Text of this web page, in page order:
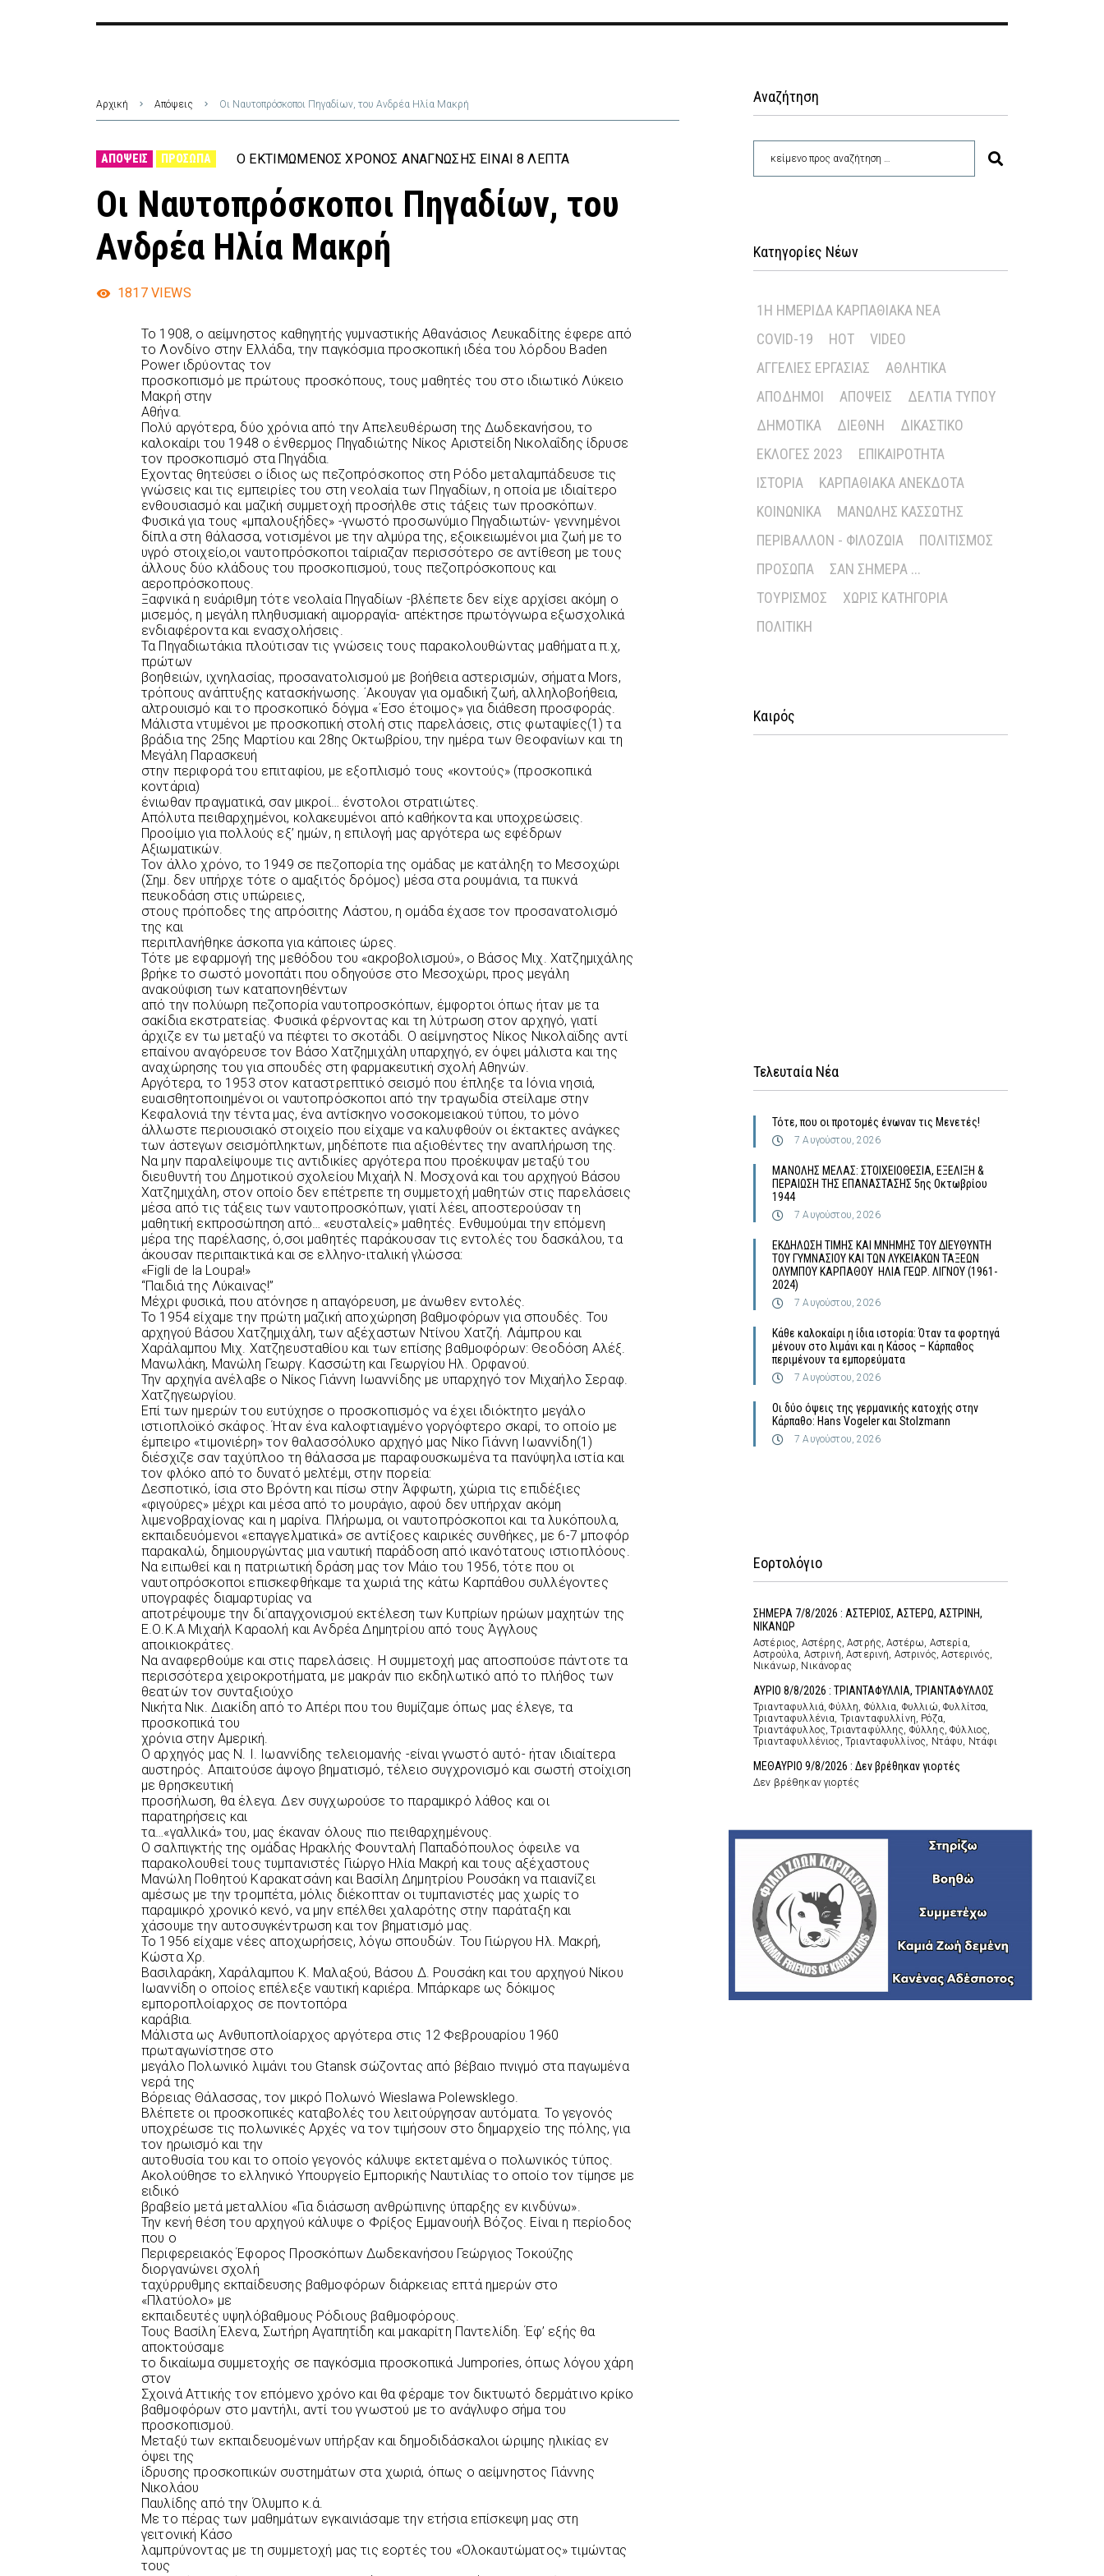
Αρχική Απόψεις Οι Ναυτοπρόσκοποι Πηγαδίων, του Ανδρέα Ηλία Μακρή
ΑΠΌΨΕΙΣ ΠΡΌΣΩΠΑ Ο ΕΚΤΙΜΏΜΕΝΟΣ ΧΡΌΝΟΣ ΑΝΆΓΝΩΣΗΣ ΕΊΝΑΙ 8 ΛΕΠΤΆ
Οι Ναυτοπρόσκοποι Πηγαδίων, του
Ανδρέα Ηλία Μακρή
1817 VIEWS
Το 1908, ο αείμνηστος καθηγητής γυμναστικής Αθανάσιος Λευκαδίτης έφερε από
το Λονδίνο στην Eλλάδα, την παγκόσμια προσκοπική ιδέα του λόρδου Baden
Power ιδρύοντας τον
προσκοπισμό με πρώτους προσκόπους, τους μαθητές του στο ιδιωτικό Λύκειο
Μακρή στην
Αθήνα.
Πολύ αργότερα, δύο χρόνια από την Απελευθέρωση της Δωδεκανήσου, το
καλοκαίρι του 1948 ο ένθερμος Πηγαδιώτης Νίκος Αριστείδη Νικολαΐδης ίδρυσε
τον προσκοπισμό στα Πηγάδια.
Εχοντας θητεύσει ο ίδιος ως πεζοπρόσκοπος στη Ρόδο μεταλαμπάδευσε τις
γνώσεις και τις εμπειρίες του στη νεολαία των Πηγαδίων, η οποία με ιδιαίτερο
ενθουσιασμό και μαζική συμμετοχή προσήλθε στις τάξεις των προσκόπων.
Φυσικά για τους «μπαλουξήδες» -γνωστό προσωνύμιο Πηγαδιωτών- γεννημένοι
δίπλα στη θάλασσα, νοτισμένοι με την αλμύρα της, εξοικειωμένοι μια ζωή με το
υγρό στοιχείο,οι ναυτοπρόσκοποι ταίριαζαν περισσότερο σε αντίθεση με τους
άλλους δύο κλάδους του προσκοπισμού, τους πεζοπρόσκοπους και
αεροπρόσκοπους.
Ξαφνικά η ευάριθμη τότε νεολαία Πηγαδίων -βλέπετε δεν είχε αρχίσει ακόμη ο
μισεμός, η μεγάλη πληθυσμιακή αιμορραγία- απέκτησε πρωτόγνωρα εξωσχολικά
ενδιαφέροντα και ενασχολήσεις.
Τα Πηγαδιωτάκια πλούτισαν τις γνώσεις τους παρακολουθώντας μαθήματα π.χ,
πρώτων
βοηθειών, ιχνηλασίας, προσανατολισμού με βοήθεια αστερισμών, σήματα Mors,
τρόπους ανάπτυξης κατασκήνωσης. ΄Ακουγαν για ομαδική ζωή, αλληλοβοήθεια,
αλτρουισμό και το προσκοπικό δόγμα «΄Εσο έτοιμος» για διάθεση προσφοράς.
Μάλιστα ντυμένοι με προσκοπική στολή στις παρελάσεις, στις φωταψίες(1) τα
βράδια της 25ης Μαρτίου και 28ης Οκτωβρίου, την ημέρα των Θεοφανίων και τη
Μεγάλη Παρασκευή
στην περιφορά του επιταφίου, με εξοπλισμό τους «κοντούς» (προσκοπικά
κοντάρια)
ένιωθαν πραγματικά, σαν μικροί… ένστολοι στρατιώτες.
Απόλυτα πειθαρχημένοι, κολακευμένοι από καθήκοντα και υποχρεώσεις.
Προοίμιο για πολλούς εξ’ ημών, η επιλογή μας αργότερα ως εφέδρων
Αξιωματικών.
Toν άλλο χρόνο, το 1949 σε πεζοπορία της ομάδας με κατάληξη το Μεσοχώρι
(Σημ. δεν υπήρχε τότε ο αμαξιτός δρόμος) μέσα στα ρουμάνια, τα πυκνά
πευκοδάση στις υπώρειες,
στους πρόποδες της απρόσιτης Λάστου, η ομάδα έχασε τον προσανατολισμό
της και
περιπλανήθηκε άσκοπα για κάποιες ώρες.
Τότε με εφαρμογή της μεθόδου του «ακροβολισμού», ο Βάσος Μιχ. Χατζημιχάλης
βρήκε το σωστό μονοπάτι που οδηγούσε στο Μεσοχώρι, προς μεγάλη
ανακούφιση των καταπονηθέντων
από την πολύωρη πεζοπορία ναυτοπροσκόπων, έμφορτοι όπως ήταν με τα
σακίδια εκστρατείας. Φυσικά φέρνοντας και τη λύτρωση στον αρχηγό, γιατί
άρχιζε εν τω μεταξύ να πέφτει το σκοτάδι. Ο αείμνηστος Νίκος Νικολαϊδης αντί
επαίνου αναγόρευσε τον Βάσο Χατζημιχάλη υπαρχηγό, εν όψει μάλιστα και της
αναχώρησης του για σπουδές στη φαρμακευτική σχολή Αθηνών.
Αργότερα, το 1953 στον καταστρεπτικό σεισμό που έπληξε τα Ιόνια νησιά,
ευαισθητοποιημένοι οι ναυτοπρόσκοποι από την τραγωδία στείλαμε στην
Κεφαλονιά την τέντα μας, ένα αντίσκηνο νοσοκομειακού τύπου, το μόνο
άλλωστε περιουσιακό στοιχείο που είχαμε να καλυφθούν οι έκτακτες ανάγκες
των άστεγων σεισμόπληκτων, μηδέποτε πια αξιοθέντες την αναπλήρωση της.
Να μην παραλείψουμε τις αντιδικίες αργότερα που προέκυψαν μεταξύ του
διευθυντή του Δημοτικού σχολείου Μιχαήλ Ν. Μοσχονά και του αρχηγού Βάσου
Χατζημιχάλη, στον οποίο δεν επέτρεπε τη συμμετοχή μαθητών στις παρελάσεις
μέσα από τις τάξεις των ναυτοπροσκόπων, γιατί λέει, αποστερούσαν τη
μαθητική εκπροσώπηση από… «ευσταλείς» μαθητές. Ενθυμούμαι την επόμενη
μέρα της παρέλασης, ό,σοι μαθητές παράκουσαν τις εντολές του δασκάλου, τα
άκουσαν περιπαικτικά και σε ελληνο-ιταλική γλώσσα:
«Figli de la Loupa!»
“Παιδιά της Λύκαινας!”
Μέχρι φυσικά, που ατόνησε η απαγόρευση, με άνωθεν εντολές.
Το 1954 είχαμε την πρώτη μαζική αποχώρηση βαθμοφόρων για σπουδές. Του
αρχηγού Βάσου Χατζημιχάλη, των αξέχαστων Ντίνου Xατζή. Λάμπρου και
Χαράλαμπου Μιχ. Χατζηευσταθίου και των επίσης βαθμοφόρων: Θεοδόση Αλέξ.
Μανωλάκη, Μανώλη Γεωργ. Κασσώτη και Γεωργίου Ηλ. Ορφανού.
Την αρχηγία ανέλαβε ο Νίκος Γιάννη Ιωαννίδης με υπαρχηγό τον Μιχαήλο Σεραφ.
Χατζηγεωργίου.
Επί των ημερών του ευτύχησε ο προσκοπισμός να έχει ιδιόκτητο μεγάλο
ιστιοπλοϊκό σκάφος. Ήταν ένα καλοφτιαγμένο γοργόφτερο σκαρί, το οποίο με
έμπειρο «τιμονιέρη» τον θαλασσόλυκο αρχηγό μας Νίκο Γιάννη Ιωαννίδη(1)
διέσχιζε σαν ταχύπλοο τη θάλασσα με παραφουσκωμένα τα πανύψηλα ιστία και
τον φλόκο από το δυνατό μελτέμι, στην πορεία:
Δεσποτικό, ίσια στο Βρόντη και πίσω στην Άφφωτη, χώρια τις επιδέξιες
«φιγούρες» μέχρι και μέσα από το μουράγιο, αφού δεν υπήρχαν ακόμη
λιμενοβραχίονας και η μαρίνα. Πλήρωμα, οι ναυτοπρόσκοποι και τα λυκόπουλα,
εκπαιδευόμενοι «επαγγελματικά» σε αντίξοες καιρικές συνθήκες, με 6-7 μποφόρ
παρακαλώ, δημιουργώντας μια ναυτική παράδοση από ικανότατους ιστιοπλόους.
Να ειπωθεί και η πατριωτική δράση μας τον Mάιο του 1956, τότε που οι
ναυτοπρόσκοποι επισκεφθήκαμε τα χωριά της κάτω Καρπάθου συλλέγοντες
υπογραφές διαμαρτυρίας να
αποτρέψουμε την δι΄απαγχονισμού εκτέλεση των Κυπρίων ηρώων μαχητών της
Ε.Ο.Κ.Α Μιχαήλ Καραολή και Ανδρέα Δημητρίου από τους Άγγλους
αποικιοκράτες.
Να αναφερθούμε και στις παρελάσεις. Η συμμετοχή μας αποσπούσε πάντοτε τα
περισσότερα χειροκροτήματα, με μακράν πιο εκδηλωτικό από το πλήθος των
θεατών τον συνταξιούχο
Νικήτα Νικ. Διακίδη από το Απέρι που του θυμίζαμε όπως μας έλεγε, τα
προσκοπικά του
χρόνια στην Αμερική.
Ο αρχηγός μας Ν. Ι. Ιωαννίδης τελειομανής -είναι γνωστό αυτό- ήταν ιδιαίτερα
αυστηρός. Απαιτούσε άψογο βηματισμό, τέλειο συγχρονισμό και σωστή στοίχιση
με θρησκευτική
προσήλωση, θα έλεγα. Δεν συγχωρούσε το παραμικρό λάθος και οι
παρατηρήσεις και
τα…«γαλλικά» του, μας έκαναν όλους πιο πειθαρχημένους.
Ο σαλπιγκτής της ομάδας Ηρακλής Φουνταλή Παπαδόπουλος όφειλε να
παρακολουθεί τους τυμπανιστές Γιώργο Ηλία Μακρή και τους αξέχαστους
Μανώλη Ποθητού Καρακατσάνη και Βασίλη Δημητρίου Ρουσάκη να παιανίζει
αμέσως με την τρομπέτα, μόλις διέκοπταν οι τυμπανιστές μας χωρίς το
παραμικρό χρονικό κενό, να μην επέλθει χαλαρότης στην παράταξη και
χάσουμε την αυτοσυγκέντρωση και τον βηματισμό μας.
Το 1956 είχαμε νέες αποχωρήσεις, λόγω σπουδών. Του Γιώργου Ηλ. Μακρή,
Κώστα Χρ.
Βασιλαράκη, Χαράλαμπου Κ. Μαλαξού, Βάσου Δ. Ρουσάκη και του αρχηγού Νίκου
Ιωαννίδη ο οποίος επέλεξε ναυτική καριέρα. Μπάρκαρε ως δόκιμος
εμποροπλοίαρχος σε ποντοπόρα
καράβια.
Μάλιστα ως Ανθυποπλοίαρχος αργότερα στις 12 Φεβρουαρίου 1960
πρωταγωνίστησε στο
μεγάλο Πολωνικό λιμάνι του Gtansk σώζοντας από βέβαιο πνιγμό στα παγωμένα
νερά της
Βόρειας Θάλασσας, τον μικρό Πολωνό Wieslawa Polewsklego.
Βλέπετε οι προσκοπικές καταβολές του λειτούργησαν αυτόματα. Το γεγονός
υποχρέωσε τις πολωνικές Αρχές να τον τιμήσουν στο δημαρχείο της πόλης, για
τον ηρωισμό και την
αυτοθυσία του και το οποίο γεγονός κάλυψε εκτεταμένα ο πολωνικός τύπος.
Aκολούθησε το ελληνικό Υπουργείο Εμπορικής Ναυτιλίας το οποίο τον τίμησε με
ειδικό
βραβείο μετά μεταλλίου «Για διάσωση ανθρώπινης ύπαρξης εν κινδύνω».
Την κενή θέση του αρχηγού κάλυψε ο Φρίξος Εμμανουήλ Βόζος. Είναι η περίοδος
που ο
Περιφερειακός Έφορος Προσκόπων Δωδεκανήσου Γεώργιος Τοκούζης
διοργανώνει σχολή
ταχύρρυθμης εκπαίδευσης βαθμοφόρων διάρκειας επτά ημερών στο
«Πλατύολο» με
εκπαιδευτές υψηλόβαθμους Ρόδιους βαθμοφόρους.
Τους Βασίλη Έλενα, Σωτήρη Αγαπητίδη και μακαρίτη Παντελίδη. Έφ’ εξής θα
αποκτούσαμε
το δικαίωμα συμμετοχής σε παγκόσμια προσκοπικά Jumpories, όπως λόγου χάρη
στον
Σχοινά Αττικής τον επόμενο χρόνο και θα φέραμε τον δικτυωτό δερμάτινο κρίκο
βαθμοφόρων στο μαντήλι, αντί του γνωστού με το ανάγλυφο σήμα του
προσκοπισμού.
Μεταξύ των εκπαιδευομένων υπήρξαν και δημοδιδάσκαλοι ώριμης ηλικίας εν
όψει της
ίδρυσης προσκοπικών συστημάτων στα χωριά, όπως ο αείμνηστος Γιάννης
Νικολάου
Παυλίδης από την Όλυμπο κ.ά.
Με το πέρας των μαθημάτων εγκαινιάσαμε την ετήσια επίσκεψη μας στη
γειτονική Κάσο
λαμπρύνοντας με τη συμμετοχή μας τις εορτές του «Ολοκαυτώματος» τιμώντας
τους
Αναζήτηση
Κατηγορίες Νέων
1Η ΗΜΕΡΊΔΑ ΚΑΡΠΑΘΙΑΚΆ ΝΈΑ
COVID-19
HOT
VIDEO
ΑΓΓΕΛΊΕΣ ΕΡΓΑΣΊΑΣ
ΑΘΛΗΤΙΚΆ
ΑΠΌΔΗΜΟΙ
ΑΠΌΨΕΙΣ
ΔΕΛΤΊΑ ΤΎΠΟΥ
ΔΗΜΟΤΙΚΆ
ΔΙΕΘΝΉ
ΔΙΚΑΣΤΙΚΌ
ΕΚΛΟΓΈΣ 2023
ΕΠΙΚΑΙΡΌΤΗΤΑ
ΙΣΤΟΡΊΑ
ΚΑΡΠΑΘΙΑΚΆ ΑΝΈΚΔΟΤΑ
ΚΟΙΝΩΝΙΚΆ
ΜΑΝΏΛΗΣ ΚΑΣΣΏΤΗΣ
ΠΕΡΙΒΆΛΛΟΝ - ΦΙΛΟΖΩΊΑ
ΠΟΛΙΤΙΣΜΌΣ
ΠΡΌΣΩΠΑ
ΣΑΝ ΣΉΜΕΡΑ ...
ΤΟΥΡΙΣΜΌΣ
ΧΩΡΊΣ ΚΑΤΗΓΟΡΊΑ
ΠΟΛΙΤΙΚΉ
Καιρός
Τελευταία Νέα
Τότε, που οι προτομές ένωναν τις Μενετές!
7 Αυγούστου, 2026
MΑΝΟΛΗΣ ΜΕΛΑΣ: ΣΤΟΙΧΕΙΟΘΕΣΙΑ, ΕΞΕΛΙΞΗ &
ΠΕΡΑΙΩΣΗ ΤΗΣ ΕΠΑΝΑΣΤΑΣΗΣ 5ης Οκτωβρίου
1944
7 Αυγούστου, 2026
ΕΚΔΗΛΩΣΗ ΤΙΜΗΣ ΚΑΙ ΜΝΗΜΗΣ ΤΟΥ ΔΙΕΥΘΥΝΤΗ
ΤΟΥ ΓΥΜΝΑΣΙΟΥ ΚΑΙ ΤΩΝ ΛΥΚΕΙΑΚΩΝ ΤΑΞΕΩΝ
ΟΛΥΜΠΟΥ ΚΑΡΠΑΘΟΥ ΗΛΙΑ ΓΕΩΡ. ΛΙΓΝΟΥ (1961-
2024)
7 Αυγούστου, 2026
Κάθε καλοκαίρι η ίδια ιστορία: Όταν τα φορτηγά
μένουν στο λιμάνι και η Κάσος – Κάρπαθος
περιμένουν τα εμπορεύματα
7 Αυγούστου, 2026
Οι δύο όψεις της γερμανικής κατοχής στην
Κάρπαθο: Hans Vogeler και Stolzmann
7 Αυγούστου, 2026
Εορτολόγιο
ΣΗΜΕΡΑ 7/8/2026 : ΑΣΤΕΡΙΟΣ, ΑΣΤΕΡΩ, ΑΣΤΡΙΝΗ,
ΝΙΚΑΝΩΡ
Αστέριος, Αστέρης, Αστρής, Αστέρω, Αστερία,
Αστρούλα, Αστρινή, Αστερινή, Αστρινός, Αστερινός,
Νικάνωρ, Νικάνορας
ΑΥΡΙΟ 8/8/2026 : ΤΡΙΑΝΤΑΦΥΛΛΙΑ, ΤΡΙΑΝΤΑΦΥΛΛΟΣ
Τριανταφυλλιά, Φύλλη, Φύλλια, Φυλλιώ, Φυλλίτσα,
Τριανταφυλλένια, Τριανταφυλλίνη, Ρόζα,
Τριαντάφυλλος, Τριανταφύλλης, Φύλλης, Φύλλιος,
Τριανταφυλλένιος, Τριανταφυλλίνος, Ντάφυ, Ντάφι
ΜΕΘΑΥΡΙΟ 9/8/2026 : Δεν βρέθηκαν γιορτές
Δεν βρέθηκαν γιορτές